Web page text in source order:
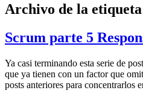
Archivo de la
Scrum parte 5
Ya casi terminando esta serie de
que ya tienen con un factor que
posts anteriores para concentrarlos